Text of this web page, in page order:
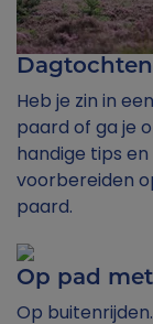
Heb je zin in
paard of ga je
handige tips
voorbereiden
paard.
Op pad
Op